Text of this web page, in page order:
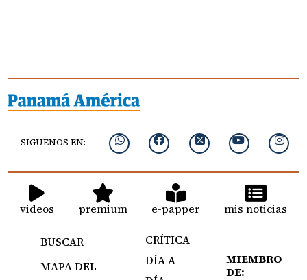
SIGUENOS EN:
videos premium e-papper mis noticias
BUSCAR
MAPA DEL
CRÍTICA
DÍA A
MIEMBRO
DE: